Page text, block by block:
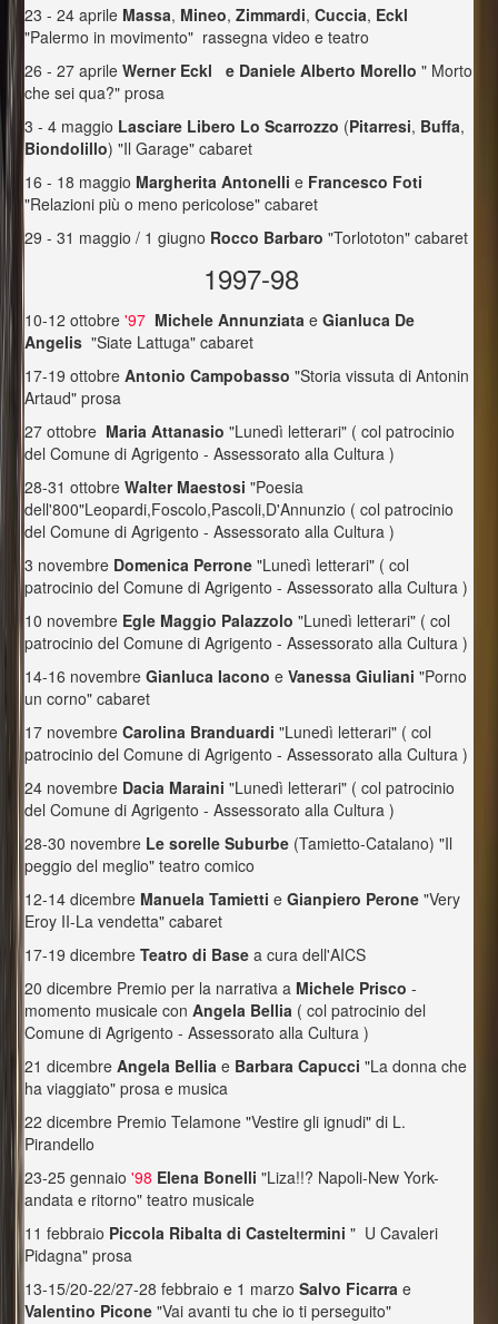
23 - 24 aprile Massa, Mineo,Zimmardi,Cuccia, Eckl
"Palermo in movimento" rassegna video e teatro
26 - 27 aprileWerner Eckl e Daniele Alberto Morello" Morto
che sei qua?" prosa
3 - 4 maggio Lasciare Libero Lo Scarrozzo (Pitarresi, Buffa,
Biondolillo) "Il Garage" cabaret
16 - 18 maggio Margherita Antonellie Francesco Foti
"Relazioni più o meno pericolose" cabaret
29 - 31 maggio / 1 giugno Rocco Barbaro"Torlototon" cabaret
1997-98
10-12 ottobre '97 Michele AnnunziataeGianluca De
Angelis"Siate Lattuga" cabaret
17-19 ottobreAntonio Campobasso"Storia vissuta di Antonin
Artaud" prosa
27 ottobre Maria Attanasio"Lunedì letterari" ( col patrocinio
del Comune di Agrigento - Assessorato alla Cultura )
28-31 ottobreWalter Maestosi"Poesia
dell'800"Leopardi,Foscolo,Pascoli,D'Annunzio ( col patrocinio
del Comune di Agrigento - Assessorato alla Cultura )
3 novembre Domenica Perrone"Lunedì letterari" ( col
patrocinio del Comune di Agrigento - Assessorato alla Cultura )
10 novembre Egle Maggio Palazzolo"Lunedì letterari" ( col
patrocinio del Comune di Agrigento - Assessorato alla Cultura )
14-16 novembreGianluca IaconoeVanessa Giuliani"Porno
un corno" cabaret
17 novembreCarolina Branduardi"Lunedì letterari" ( col
patrocinio del Comune di Agrigento - Assessorato alla Cultura )
24 novembre Dacia Maraini"Lunedì letterari" ( col patrocinio
del Comune di Agrigento - Assessorato alla Cultura )
28-30 novembre Le sorelle Suburbe (Tamietto-Catalano) "Il
peggio del meglio" teatro comico
12-14 dicembre Manuela TamiettieGianpiero Perone"Very
Eroy II-La vendetta" cabaret
17-19 dicembreTeatro di Base a cura dell'AICS
20 dicembre Premio per la narrativa a Michele Prisco-
momento musicale conAngela Bellia ( col patrocinio del
Comune di Agrigento - Assessorato alla Cultura )
21 dicembreAngela Belliae Barbara Capucci"La donna che
ha viaggiato" prosa e musica
22 dicembre Premio Telamone "Vestire gli ignudi" di L.
Pirandello
23-25 gennaio'98 Elena Bonelli"Liza!!? Napoli-New York-
andata e ritorno" teatro musicale
11 febbraio Piccola Ribalta di Casteltermini" U Cavaleri
Pidagna" prosa
13-15/20-22/27-28 febbraio e 1 marzoSalvo Ficarrae
Valentino Picone"Vai avanti tu che io ti perseguito"